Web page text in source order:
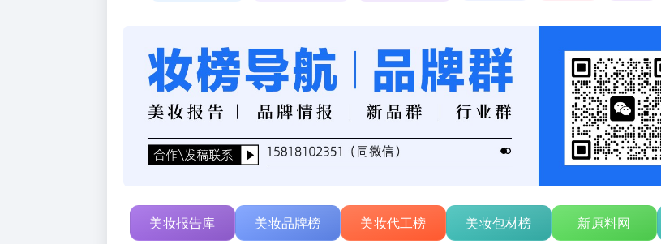
美妆报告库 美妆品牌榜 美妆代工榜 美妆包材榜 新原料网